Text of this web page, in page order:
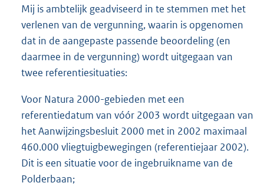
Mij is ambtelijk geadviseerd in te stemmen met het
verlenen van de vergunning, waarin is opgenomen
dat in de aangepaste passende beoordeling (en
daarmee in de vergunning) wordt uitgegaan van
twee referentiesituaties:
Voor Natura 2000-gebieden met een
referentiedatum van vóór 2003 wordt uitgegaan van
het Aanwijzingsbesluit 2000 met in 2002 maximaal
460.000 vliegtuigbewegingen (referentiejaar 2002).
Dit is een situatie voor de ingebruikname van de
Polderbaan;